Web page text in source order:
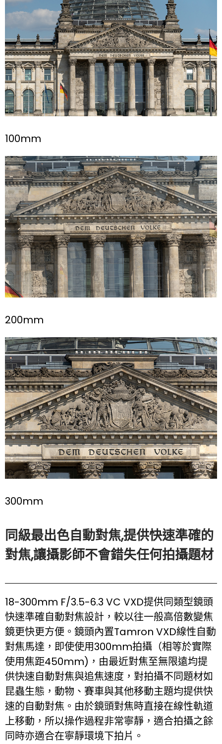
100mm
200mm
300mm
同級最出色自動對焦,提供快速準確的
對焦,讓攝影師不會錯失任何拍攝題材
18-300mm F/3.5-6.3 VC VXD提供同類型鏡頭
快速準確自動對焦設計，較以往一般高倍數變焦
鏡更快更方便。鏡頭內置Tamron VXD線性自動
對焦馬達，即使使用300mm拍攝（相等於實際
使用焦距450mm)，由最近對焦至無限遠均提
供快速自動對焦與追焦速度，對拍攝不同題材如
昆蟲生態，動物、賽車與其他移動主題均提供快
速的自動對焦。由於鏡頭對焦時直接在線性軌道
上移動，所以操作過程非常寧靜，適合拍攝之餘
同時亦適合在寧靜環境下拍片。